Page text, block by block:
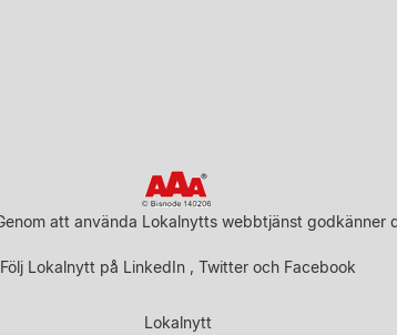
att använda Lokalnytts webbtjänst godkänner
Följ Lokalnytt på LinkedIn, Twitteroch Facebook
Lokalnytt